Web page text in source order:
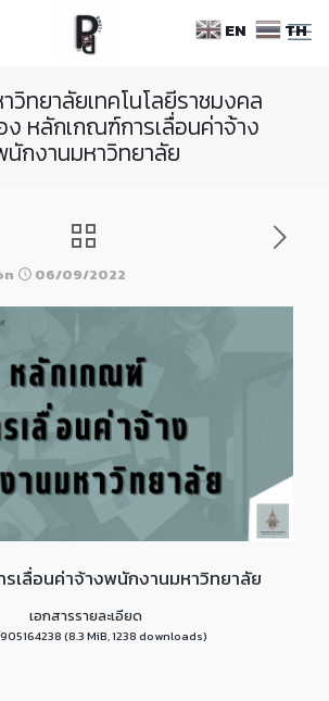
วิทยาลัยเทคโนโลยีราชมงคล
หลักเกณฑ์การเลื่อนค่าจ้าง
กงานมหาวิทยาลัย
06/09/2022
เลื่อนค่าจ้างพนักงานมหาวิทยาลัย
เอกสารรายละเอียด
(8.3 MiB, 1238 downloads)
EN TH